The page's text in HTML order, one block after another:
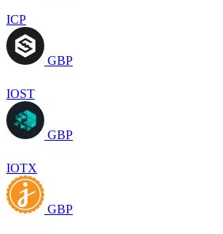
ICP
GBP
IOST
GBP
IOTX
GBP